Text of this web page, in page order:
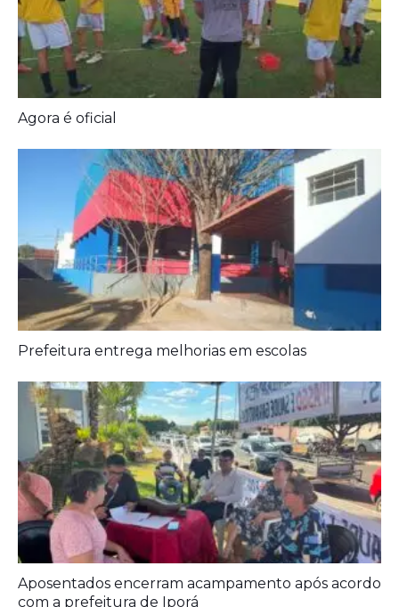
Prefeitura entrega melhorias em escolas
Aposentados encerram acampamento após acordo
com a prefeitura de Iporá
Deixe seu Comentário:
Comments are closed.